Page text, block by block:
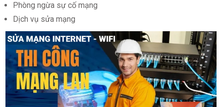
Phòng ngừa sự cố mạng
Dịch vụ sửa mạng